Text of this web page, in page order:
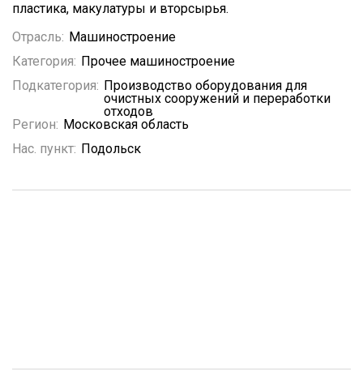
пластика, макулатуры и вторсырья.
Отрасль: Машиностроение
Категория: Прочее машиностроение
Подкатегория: Производство оборудования для
очистных сооружений и переработки
отходов
Регион: Московская область
Нас. пункт: Подольск